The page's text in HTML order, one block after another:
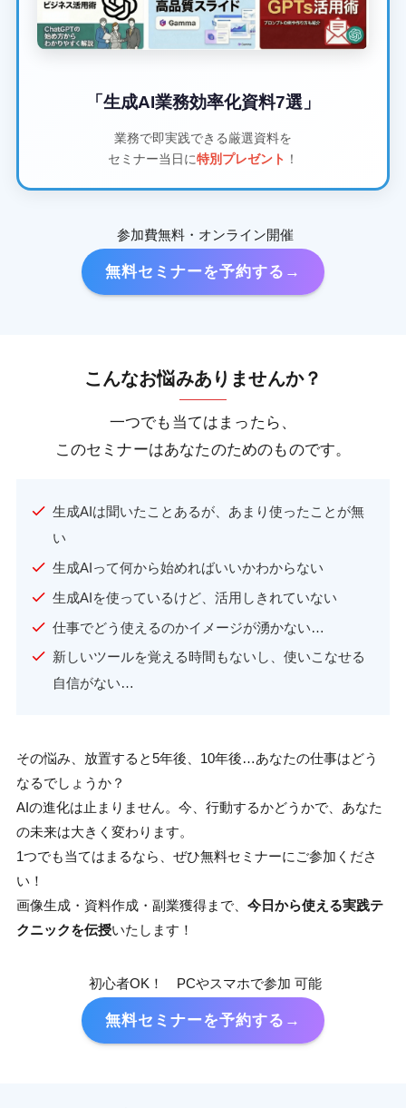
「生成AI業務効率化資料7選」
業務で即実践できる厳選資料を
セミナー当日に特別プレゼント ！
参加費無料・オンライン開催
無料セミナーを予約する→
こんなお悩みありませんか？
一つでも当てはまったら、
このセミナーはあなたのためのものです。
生成AIは聞いたことあるが、あまり使ったことが無
い
生成AIって何から始めればいいかわからない
生成AIを使っているけど、活用しきれていない
仕事でどう使えるのかイメージが湧かない…
新しいツールを覚える時間もないし、使いこなせる
自信がない…
その悩み、放置すると5年後、10年後…あなたの仕事はどう
なるでしょうか？
AIの進化は止まりません。今、行動するかどうかで、あなた
の未来は大きく変わります。
1つでも当てはまるなら、ぜひ無料セミナーにご参加くださ
い！
画像生成・資料作成・副業獲得まで、 今日から使える実践テ
クニックを伝授いたします！
初心者OK！ PCやスマホで参加 可能
無料セミナーを予約する→